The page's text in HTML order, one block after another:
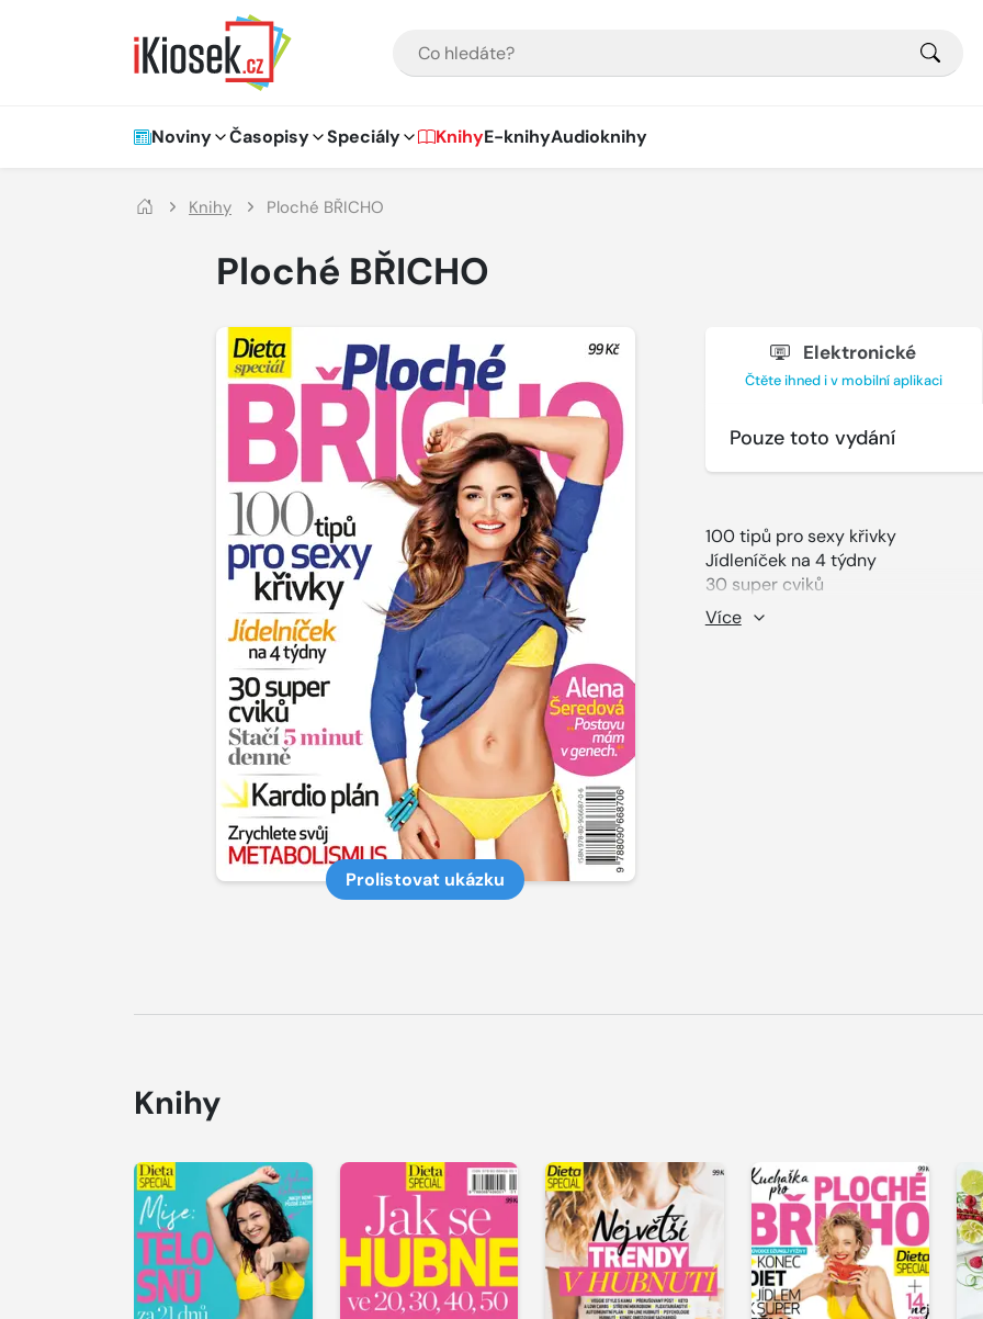
Hlavní navigace
Noviny Časopisy Speciály KnihyE-knihyAudioknihy
Knihy Ploché BŘICHO
Ploché BŘICHO
Prolistovat ukázku
Elektronické
Čtěte ihned i v mobilní aplikaci
Pouze toto vydání
100 tipů pro sexy křivky
Jídleníček na 4 týdny
30 super cviků
Kardio plán
Zrychlete svůj metabolismus
Více
Knihy